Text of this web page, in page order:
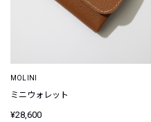
MOLINI
ミニウォレット
¥28,600